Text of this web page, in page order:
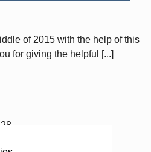
of 2015 with the help of this
for giving the helpful [...]